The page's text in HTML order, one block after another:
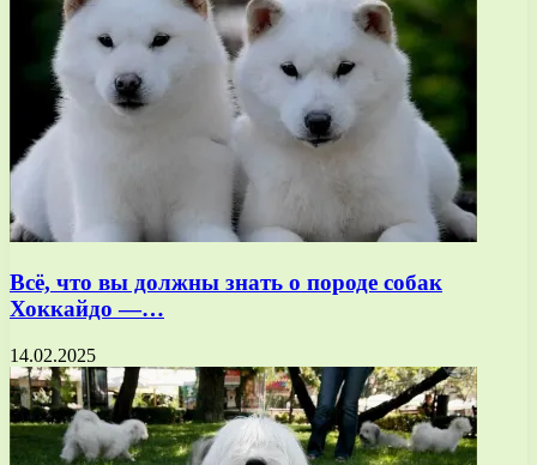
Всё, что вы должны знать о породе собак
Хоккайдо —…
14.02.2025